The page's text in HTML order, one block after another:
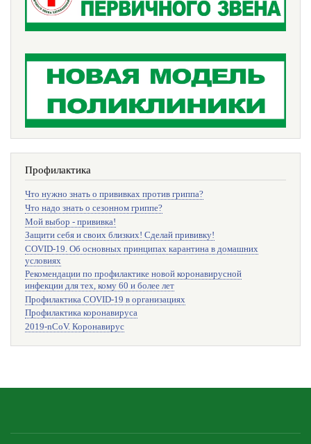
Профилактика
Что нужно знать о прививках против гриппа?
Что надо знать о сезонном гриппе?
Мой выбор - прививка!
Защити себя и своих близких! Сделай прививку!
COVID-19. Об основных принципах карантина в домашних
условиях
Рекомендации по профилактике новой коронавирусной
инфекции для тех, кому 60 и более лет
Профилактика COVID-19 в организациях
Профилактика коронавируса
2019-nCoV. Коронавирус